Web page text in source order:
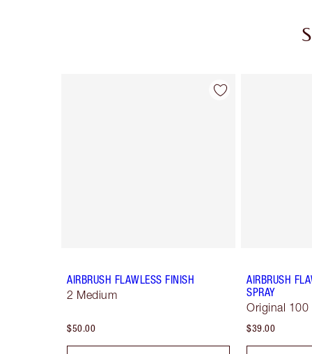
Artículo 1 de 8
AIRBRUSH FLAWLESS FINISH
2 Medium
$50.00
AIRBRUSH
SPRAY
Original 100
$39.00